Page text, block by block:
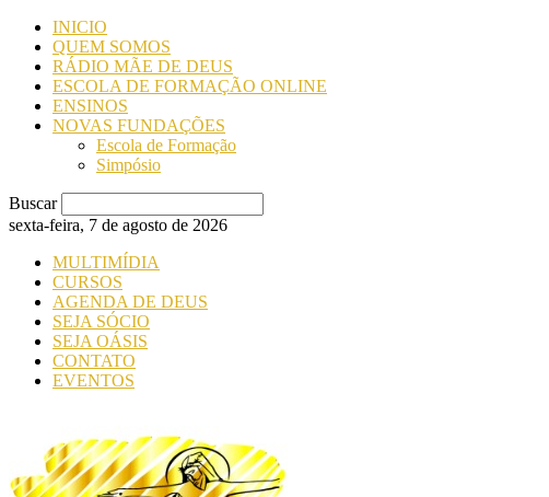
INICIO
QUEM SOMOS
RÁDIO MÃE DE DEUS
ESCOLA DE FORMAÇÃO ONLINE
ENSINOS
NOVAS FUNDAÇÕES
Escola de Formação
Simpósio
Buscar
sexta-feira, 7 de agosto de 2026
MULTIMÍDIA
CURSOS
AGENDA DE DEUS
SEJA SÓCIO
SEJA OÁSIS
CONTATO
EVENTOS